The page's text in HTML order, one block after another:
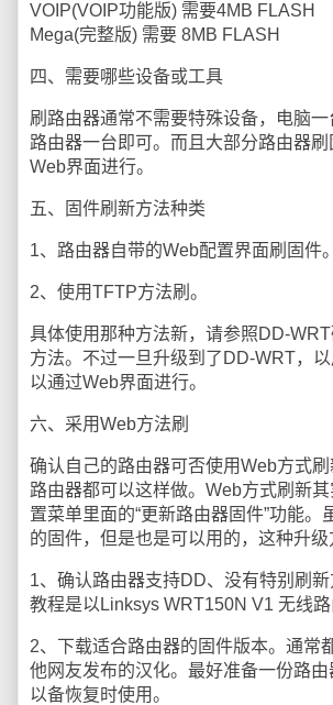
VOIP(VOIP功能版) 需要4MB FLASH
Mega(完整版) 需要 8MB FLASH
四、需要哪些设备或工具
刷路由器通常不需要特殊设备，电脑一
路由器一台即可。而且大部分路由器
Web界面进行。
五、固件刷新方法种类
1、路由器自带的Web配置界面刷固件。
2、使用TFTP方法刷。
具体使用那种方法新，请参照DD-
方法。不过一旦升级到了DD-WRT，
以通过Web界面进行。
六、采用Web方法刷
确认自己的路由器可否使用Web方式
路由器都可以这样做。Web方式刷新
置菜单里面的“更新路由器固件”功能。
的固件，但是也是可以用的，这种升级
1、确认路由器支持DD、没有特别刷
教程是以Linksys WRT150N V1 无线路
2、下载适合路由器的固件版本。通常
他网友发布的汉化。最好准备一份路由
以备恢复时使用。